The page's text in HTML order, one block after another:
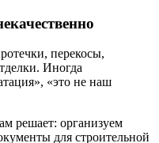
перекосы,
Иногда
«это не наш
решает: организуем
для строительной